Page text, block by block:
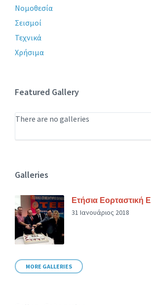
Νομοθεσία
Σεισμοί
Τεχνικά
Χρήσιμα
Featured Gallery
There are no galleries
Galleries
Ετήσια Εορταστική
31 Ιανουάριος 2018
MORE GALLERIES